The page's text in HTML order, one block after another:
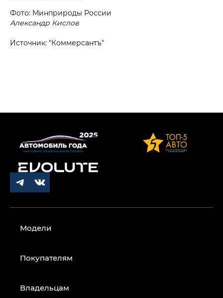
Фото: Минприроды России
Александр Кислов
Источник: "Коммерсантъ"
Модели
Покупателям
Владельцам